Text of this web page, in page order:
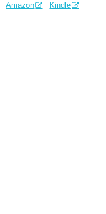
Amazon Kindle